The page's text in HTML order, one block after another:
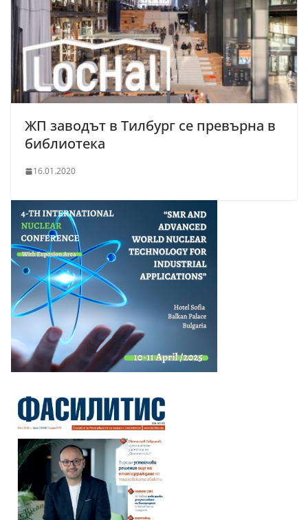
ЖП заводът в Тилбург се превърна в
библиотека
16.01.2020